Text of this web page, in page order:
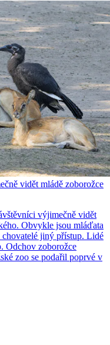
vidět mládě zoborožce
výjimečně vidět
Obvykle jsou mláďata
jiný přístup. Lidé
Odchov zoborožce
zoo se podařil poprvé v